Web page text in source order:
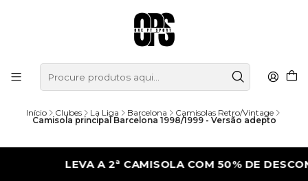
Início Clubes La Liga Barcelona Camisolas Retro/Vintage
Camisola principal Barcelona 1998/1999 - Versão adepto
LEVA A 2ª CAMISOLA COM 50% DE DESCONTO